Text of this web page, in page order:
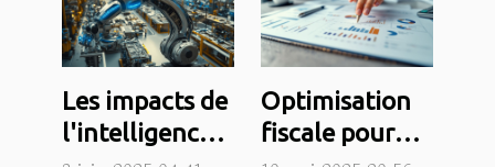
Les impacts de
l'intelligence
Optimisation
fiscale pour